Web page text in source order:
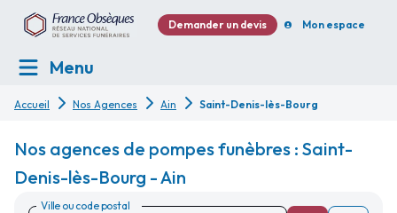
Demander un devis Mon espace
Menu
Accueil Nos Agences Ain Saint-Denis-lès-Bourg
Nos agences de pompes funèbres : Saint-
Denis-lès-Bourg - Ain
Ville ou code postal